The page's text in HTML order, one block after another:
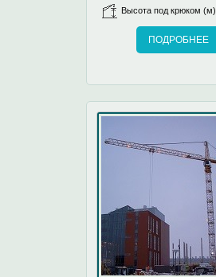
Высота под крюком (м)
ПОДРОБНЕЕ